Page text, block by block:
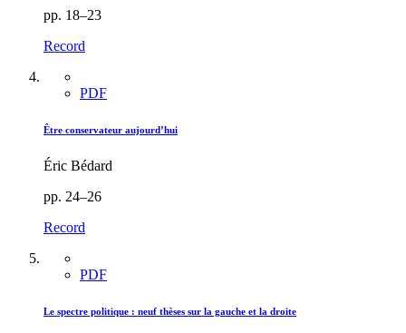
pp. 18–23
Record
PDF
Être conservateur aujourd’hui
Éric Bédard
pp. 24–26
Record
PDF
Le spectre politique : neuf thèses sur la gauche et la droite